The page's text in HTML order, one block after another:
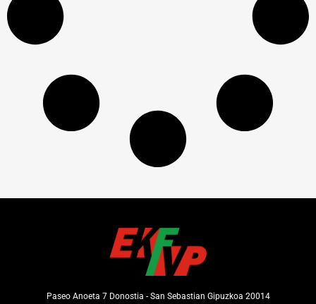
Paseo Anoeta 7 Donostia - San Sebastian Gipuzkoa 20014